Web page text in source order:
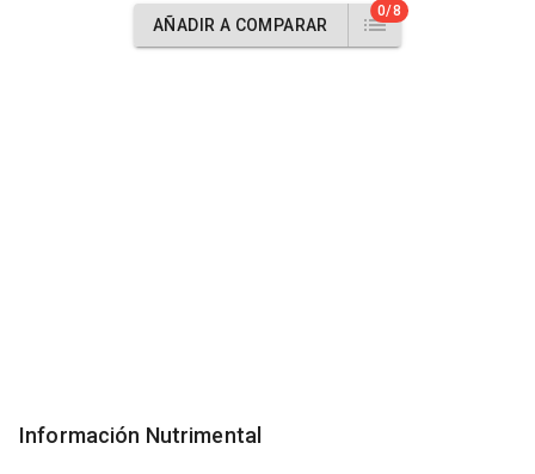
AÑADIR A COMPARAR
0/8
Información Nutrimental